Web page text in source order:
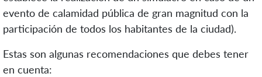
evento de calamidad pública de gran magnitud con la
participación de todos los habitantes de la ciudad).
Estas son algunas recomendaciones que debes tener
en cuenta: